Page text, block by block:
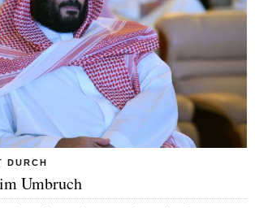
DURCH
Umbruch